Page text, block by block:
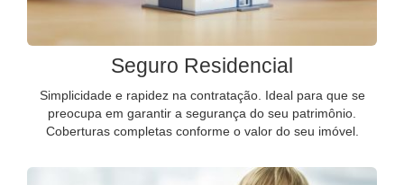
Seguro Residencial
Simplicidade e rapidez na contratação. Ideal para que se
preocupa em garantir a segurança do seu patrimônio.
Coberturas completas conforme o valor do seu imóvel.